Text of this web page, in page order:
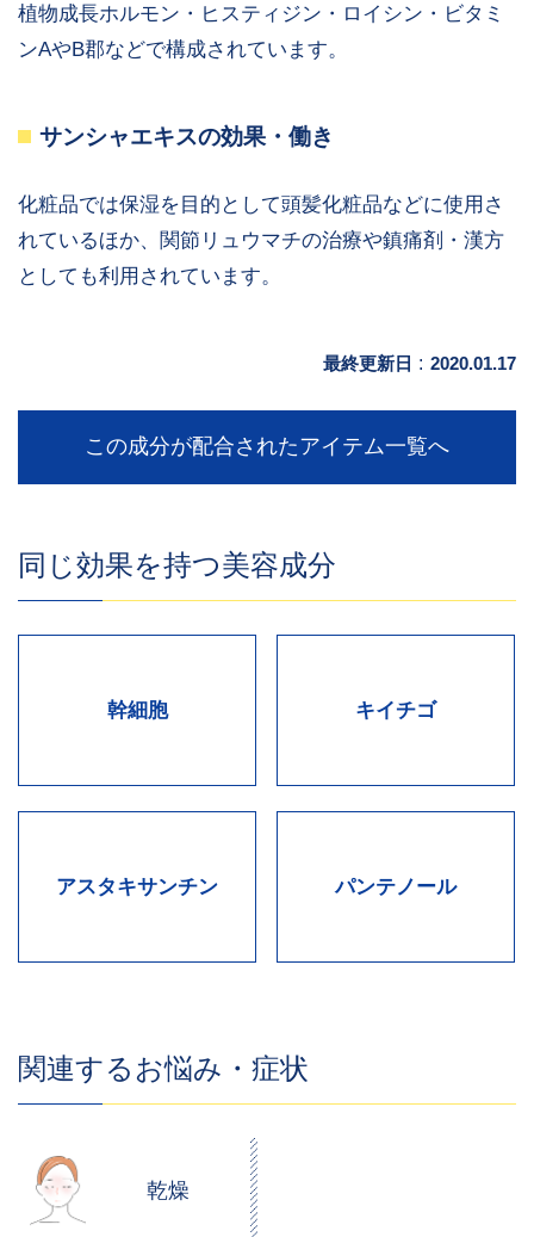
植物成長ホルモン・ヒスティジン・ロイシン・ビタミ
ンAやB郡などで構成されています。
サンシャエキスの効果・働き
化粧品では保湿を目的として頭髪化粧品などに使用さ
れているほか、関節リュウマチの治療や鎮痛剤・漢方
としても利用されています。
最終更新日 : 2020.01.17
この成分が配合されたアイテム一覧へ
同じ効果を持つ美容成分
幹細胞 キイチゴ
アスタキサンチン パンテノール
関連するお悩み・症状
乾燥